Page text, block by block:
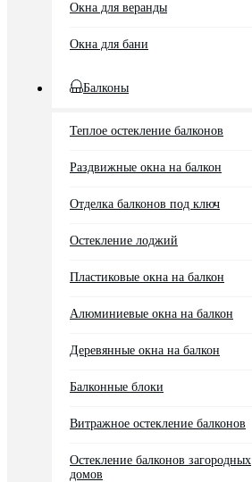
Окна для веранды
Окна для бани
Балконы
Теплое остекление балконов
Раздвижные окна на балкон
Отделка балконов под ключ
Остекление лоджий
Пластиковые окна на балкон
Алюминиевые окна на балкон
Деревянные окна на балкон
Балконные блоки
Витражное остекление балконов
Остекление балконов загородных
домов